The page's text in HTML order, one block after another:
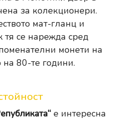
за колекционери.
мат-гланц и
тя се нарежда сред
монети на
80-те години.
е интересна